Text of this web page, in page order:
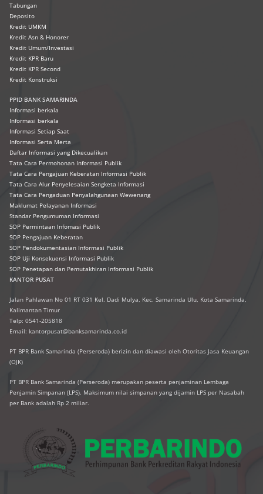
Tabungan
Deposito
Kredit UMKM
Kredit Asn & Honorer
Kredit Umum/Investasi
Kredit KPR Baru
Kredit KPR Second
Kredit Konstruksi
PPID BANK SAMARINDA
Informasi berkala
Informasi berkala
Informasi Setiap Saat
Informasi Serta Merta
Daftar Informasi yang Dikecualikan
Tata Cara Permohonan Informasi Publik
Tata Cara Pengajuan Keberatan Informasi Publik
Tata Cara Alur Penyelesaian Sengketa Informasi
Tata Cara Pengaduan Penyalahgunaan Wewenang
Maklumat Pelayanan Informasi
Standar Pengumuman Informasi
SOP Permintaan Infomasi Publik
SOP Pengajuan Keberatan
SOP Pendokumentasian Informasi Publik
SOP Uji Konsekuensi Informasi Publik
SOP Penetapan dan Pemutakhiran Informasi Publik
KANTOR PUSAT
Jalan Pahlawan No 01 RT 031 Kel. Dadi Mulya, Kec. Samarinda Ulu, Kota Samarinda,
Kalimantan Timur
Telp: 0541-205818
Email: kantorpusat@banksamarinda.co.id
PT BPR Bank Samarinda (Perseroda) berizin dan diawasi oleh Otoritas Jasa Keuangan
(OJK)
PT BPR Bank Samarinda (Perseroda) merupakan peserta penjaminan Lembaga
Penjamin Simpanan (LPS). Maksimum nilai simpanan yang dijamin LPS per Nasabah
per Bank adalah Rp 2 miliar.